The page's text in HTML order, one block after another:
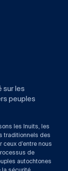
sur les
peuples
les Inuits, les
traditionnels des
d’entre nous
de
autochtones